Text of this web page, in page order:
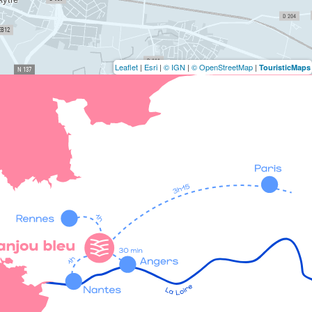
Leaflet | Esri | © IGN | © OpenStreetMap | TouristicMaps